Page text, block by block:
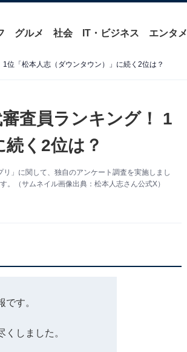
グルメ 社会 IT・ビジネス エンタメ
位「松本人志（ダウンタウン）」に続く2位は？
査員ランキング！ 1
く2位は？
」に関して、独自のアンケート調査を実施しまし
（サムネイル画像出典：松本人志さん公式X）
す。
しました。